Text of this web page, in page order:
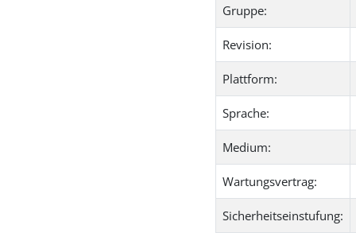
Gruppe:
Revision:
Plattform:
Sprache:
Medium:
Wartungsvertrag:
Sicherheitseinstufung: